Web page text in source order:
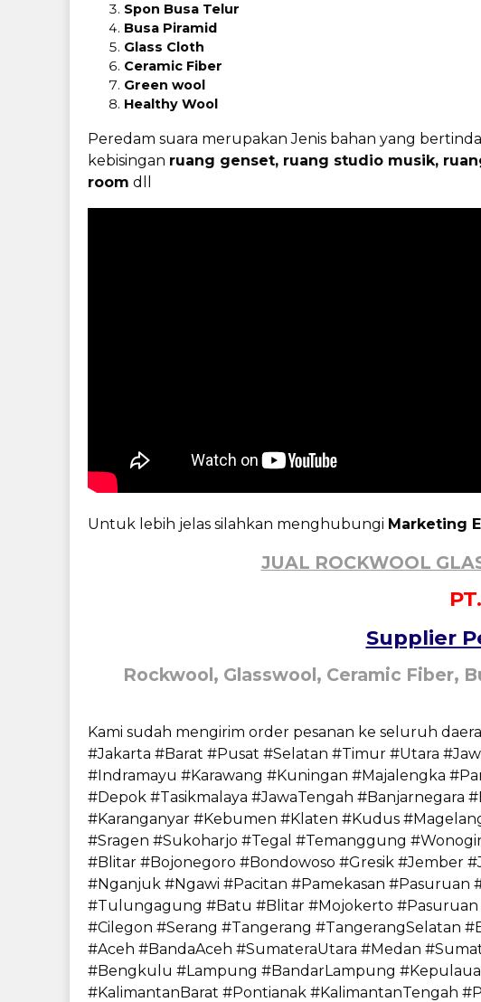
Spon Busa Telur
Busa Piramid
Glass Cloth
Ceramic Fiber
Green wool
Healthy Wool
Peredam suara merupakan Jenis bahan yang
kebisingan ruang genset, ruang studio musik,
room dll
Untuk lebih jelas silahkan menghubungi Marketing
JUAL ROCKWOOL
PT.
Supplier
Rockwool, Glasswool, Ceramic Fiber,
Kami sudah mengirim order pesanan ke seluruh
#Jakarta #Barat #Pusat #Selatan #Timur #Utara
#Indramayu #Karawang #Kuningan #Majalengka
#Depok #Tasikmalaya #JawaTengah #Banjarnegara
#Karanganyar #Kebumen #Klaten #Kudus
#Sragen #Sukoharjo #Tegal #Temanggung
#Blitar #Bojonegoro #Bondowoso #Gresik #Jember
#Nganjuk #Ngawi #Pacitan #Pamekasan
#Tulungagung #Batu #Blitar #Mojokerto
#Cilegon #Serang #Tangerang #TangerangSelatan
#Aceh #BandaAceh #SumateraUtara #Medan
#Bengkulu #Lampung #BandarLampung
#KalimantanBarat #Pontianak #KalimantanTengah